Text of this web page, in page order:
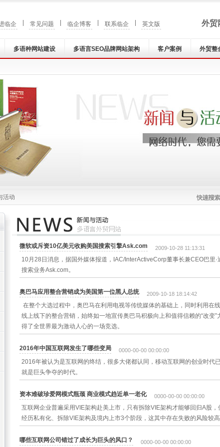
外贸
临企 常见问题 临企博客 联系临企 英文版
多语种网站建设 多语言SEO品牌网站架构 客户案例 外贸整
活动
微软或斥资10亿美元收购美国搜索引擎Ask.com 2009-10-28 11:13:31
10月28日消息，据国外媒体报道，IAC/InterActiveCorp董事长兼CEO巴里
搜索业务Ask.com。
奥巴马应用整合营销成为美国第一位黑人总统 2009-10-18 18:14:42
在整个大选过程中，奥巴马在利用电视等传统媒体的基础上，同时利用在
线上线下的整合营销，始终如一地宣传奥巴马积极向上和值得信赖的“改变
得了全世界最为激动人心的一场竞选。
2016年中国互联网发生了哪些变局 0000-00-00 00:00:00
2016年被认为是互联网的终结，很多大佬都认同，移动互联网的创业时代
就是巨头争夺的时代。
资本难破珍爱网模式瓶颈 商业模式趋近单一老化 0000-00-00 00:00:00
互联网企业普遍采用VIE架构赴美上市，只有拆除VIE架构才能够回归A股
经历私有化、拆除VIE架构及境内上市3个阶段，这其中存在失败的风险较高
哪些互联网公司错过了成长为巨头的风口？ 0000-00-00 00:00:00